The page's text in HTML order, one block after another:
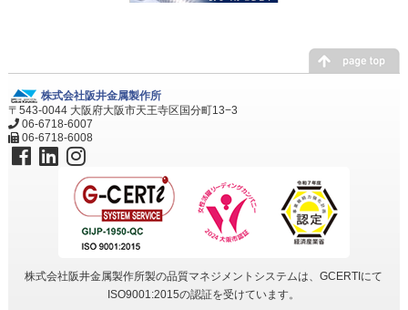
株式会社阪井金属製作所
〒543-0044 大阪府大阪市天王寺区国分町13−3
06-6718-6007
06-6718-6008
株式会社阪井金属製作所製の品質マネジメントシステムは、GCERTIにて
ISO9001:2015の認証を受けています。